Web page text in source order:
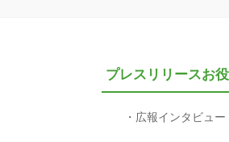
プレスリリースお
広報インタビュー